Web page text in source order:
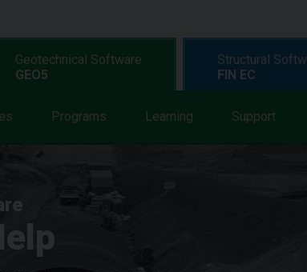
Geotechnical Software
GEO5
Programs Learning Support
Structural
FIN EC